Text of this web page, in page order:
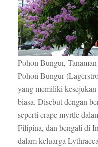
Pohon Bungur,
Pohon Bungur
yang memiliki
biasa. Disebut dengan
seperti crape myrtle
Filipina, dan bengali di
dalam keluarga